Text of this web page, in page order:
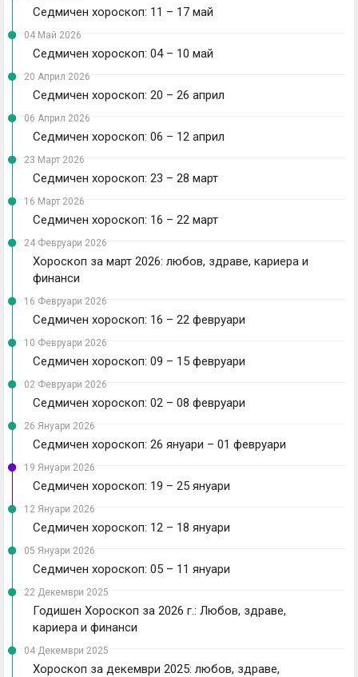
Седмичен хороскоп: 11 – 17 май
04 Май 2026
Седмичен хороскоп: 04 – 10 май
20 Април 2026
Седмичен хороскоп: 20 – 26 април
06 Април 2026
Седмичен хороскоп: 06 – 12 април
23 Март 2026
Седмичен хороскоп: 23 – 28 март
16 Март 2026
Седмичен хороскоп: 16 – 22 март
24 Февруари 2026
Хороскоп за март 2026: любов, здраве, кариера и
финанси
16 Февруари 2026
Седмичен хороскоп: 16 – 22 февруари
10 Февруари 2026
Седмичен хороскоп: 09 – 15 февруари
02 Февруари 2026
Седмичен хороскоп: 02 – 08 февруари
26 Януари 2026
Седмичен хороскоп: 26 януари – 01 февруари
19 Януари 2026
Седмичен хороскоп: 19 – 25 януари
12 Януари 2026
Седмичен хороскоп: 12 – 18 януари
05 Януари 2026
Седмичен хороскоп: 05 – 11 януари
22 Декември 2025
Годишен Хороскоп за 2026 г.: Любов, здраве,
кариера и финанси
04 Декември 2025
Хороскоп за декември 2025: любов, здраве,